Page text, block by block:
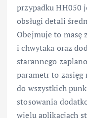
przypadku HH050
obsługi detali
Obejmuje to masę
i chwytaka oraz
starannego
parametr to zasięg
do wszystkich
stosowania
wielu aplikacjach